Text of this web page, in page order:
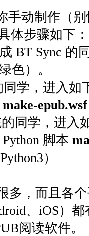
动制作（别
体步骤如下：
BT Sync 的
色）。
同学，进入如
make-epub.wsf
同学，进入
脚本
）
，而且各个
、iOS）
阅读软件。